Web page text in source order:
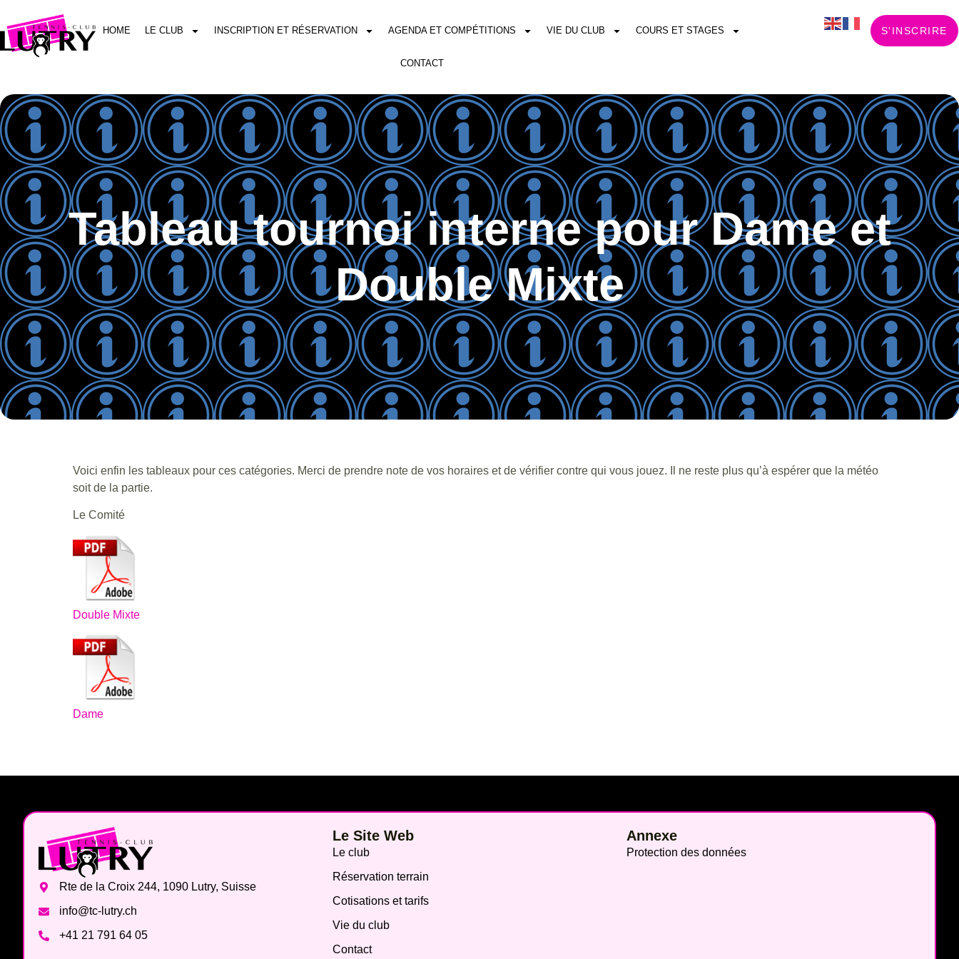
HOME LE CLUB INSCRIPTION ET RÉSERVATION AGENDA ET COMPÉTITIONS VIE DU CLUB COURS ET STAGES
CONTACT
S'INSCRIRE
Tableau tournoi interne pour Dame et
Double Mixte
Voici enfin les tableaux pour ces catégories. Merci de prendre note de vos horaires et de vérifier contre qui vous jouez. Il ne reste plus qu’à espérer que la météo
soit de la partie.
Le Comité
Double Mixte
Dame
Rte de la Croix 244, 1090 Lutry, Suisse
info@tc-lutry.ch
+41 21 791 64 05
Le Site Web
Le club
Réservation terrain
Cotisations et tarifs
Vie du club
Contact
Annexe
Protection des données